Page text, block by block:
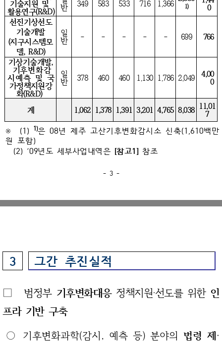
기술지원 및
활용연구(R&D) 반 349 583 533 716 1,366 1)
0
선진기상선도
기술개발
(지구시스템모
델, R&D)
일
반 - - - - - 699 766
기상기술개발,
기후변화감
시예측 및국
가정책지원강
화(R&D)
일
반 378 460 460 1,130 1,786 2,049 4,00
0
계 1,062 1,378 1,391 3,201 4,765 8,038 11,01
7
※ (1) 1)은 08년 제주 고산기후변화감시소 신축(1,610백만
원 포함)
(2) ‘09년도 세부사업내역은 [참고1]참조
- 3 -
3 그간 추진실적
□ 범정부 기후변화대응 정책지원‧선도를 위한 인
프라 기반 구축
○ 기후변화과학(감시, 예측 등) 분야의 법령 제‧